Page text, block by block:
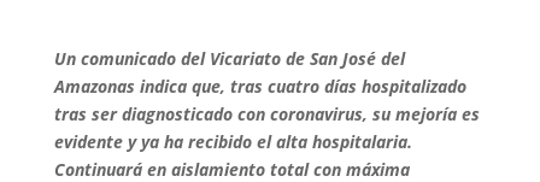
Un comunicado del Vicariato de San José del
Amazonas indica que, tras cuatro días hospitalizado
tras ser diagnosticado con coronavirus, su mejoría es
evidente y ya ha recibido el alta hospitalaria.
Continuará en aislamiento total con máxima